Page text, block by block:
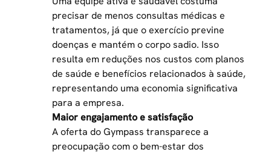
precisar de menos consultas médicas e
tratamentos, já que o exercício previne
doenças e mantém o corpo sadio. Isso
resulta em reduções nos custos com planos
de saúde e benefícios relacionados à saúde,
representando uma economia significativa
para a empresa.
Maior engajamento e satisfação
A oferta do Gympass transparece a
preocupação com o bem-estar dos